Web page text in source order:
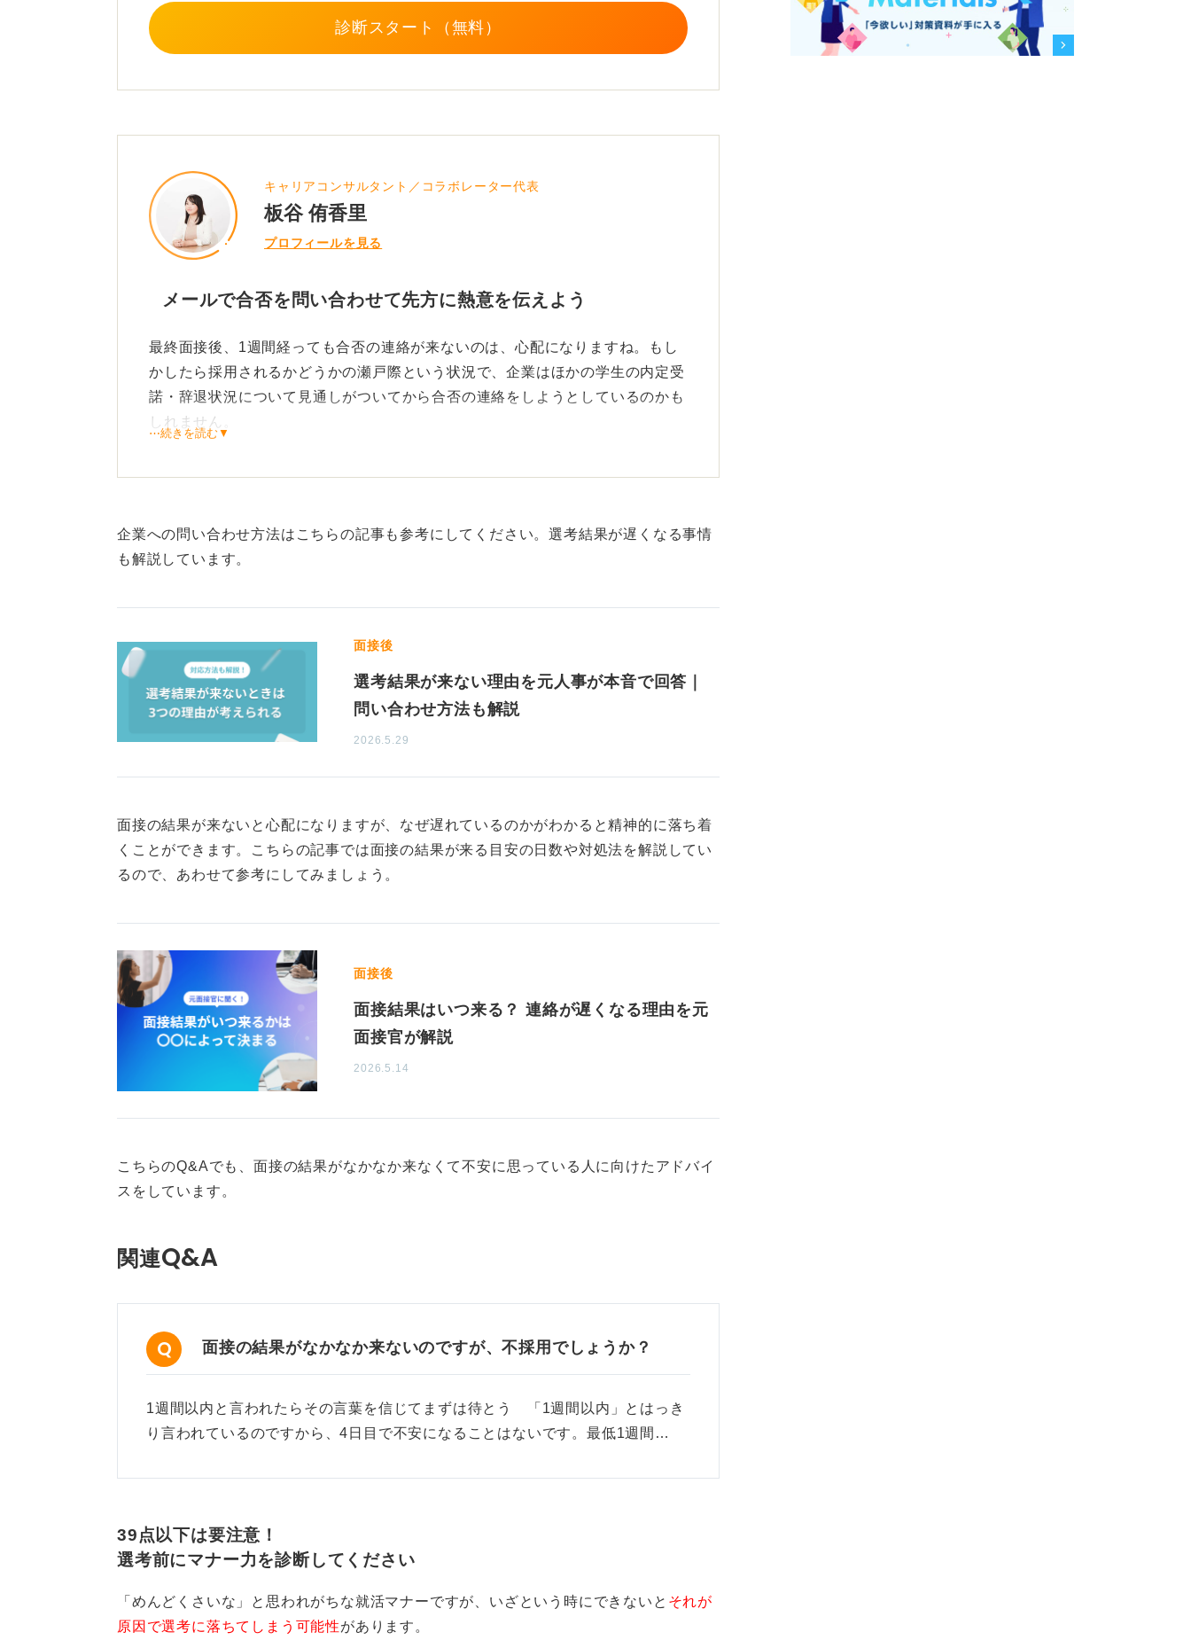
き方が出てくるので、マナーを守ったメールで問い合わせをしてみてください。
「御社が第一志望です」という内容も、加えることには問題はありません。ただ
1
診断スタート（無料）
キャリアコンサルタント／コラボレーター代表
板谷 侑香里
プロフィールを見る
メールで合否を問い合わせて先方に熱意を伝えよう
最終面接後、1週間経っても合否の連絡が来ないのは、心配になりますね。もし
かしたら採用されるかどうかの瀬戸際という状況で、企業はほかの学生の内定受
諾・辞退状況について見通しがついてから合否の連絡をしようとしているのかも
しれません。
問い合わせる際はビジネスマナーを押さえた丁寧な文面にしよう
とはいえ、対応するのは人間です。メールの対応に不備があってイメージを悪く
可能性もゼロとは言えません。
メールで合否の問い合わせをする際は、礼儀正しく丁寧な文面を意識してくださ
い。「①面接の機会に対してのお礼」「②現在の状況に心配になっていること」
「③他社からも内定をもらっていること」「④問い合わせ先の企業が第一志望で
のアクションを取って、熱意を伝えていきましょう。
⋯続きを読む▼
企業への問い合わせ方法はこちらの記事も参考にしてください。選考結果が遅くなる事情
も解説しています。
面接後
選考結果が来ない理由を元人事が本音で回答｜
問い合わせ方法も解説
2026.5.29
面接の結果が来ないと心配になりますが、なぜ遅れているのかがわかると精神的に落ち着
くことができます。こちらの記事では面接の結果が来る目安の日数や対処法を解説してい
るので、あわせて参考にしてみましょう。
面接後
面接結果はいつ来る？ 連絡が遅くなる理由を元
面接官が解説
2026.5.14
こちらのQ&Aでも、面接の結果がなかなか来なくて不安に思っている人に向けたアドバイ
スをしています。
関連Q&A
面接の結果がなかなか来ないのですが、不採用でしょうか？
1週間以内と言われたらその言葉を信じてまずは待とう 「1週間以内」とはっき
り言われているのですから、4日目で不安になることはないです。最低1週間…
39点以下は要注意！
選考前にマナー力を診断してください
「めんどくさいな」と思われがちな就活マナーですが、いざという時にできないと それが
原因で選考に落ちてしまう可能性があります。